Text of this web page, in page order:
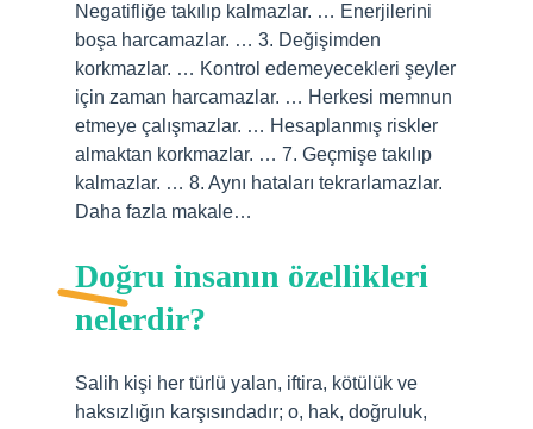
Negatifliğe takılıp kalmazlar. … Enerjilerini
boşa harcamazlar. … 3. Değişimden
korkmazlar. … Kontrol edemeyecekleri şeyler
için zaman harcamazlar. … Herkesi memnun
etmeye çalışmazlar. … Hesaplanmış riskler
almaktan korkmazlar. … 7. Geçmişe takılıp
kalmazlar. … 8. Aynı hataları tekrarlamazlar.
Daha fazla makale…
Doğru insanın özellikleri
nelerdir?
Salih kişi her türlü yalan, iftira, kötülük ve
haksızlığın karşısındadır; o, hak, doğruluk,